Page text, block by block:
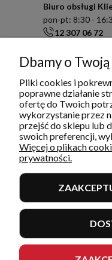
Biuro obsługi
pon-pt: 8:30 -
12 307 06 72
Serwis
pon-pt: 8:30 -
577 609 633
INFORMACJE
MOJE KONTO I
Dbamy o
Pliki cookies i
poprawne działanie
ofertę do Twoich
wykorzystanie przez
przejść do sklepu lub
swoich preferencji,
Więcej o plikach
prywatności.